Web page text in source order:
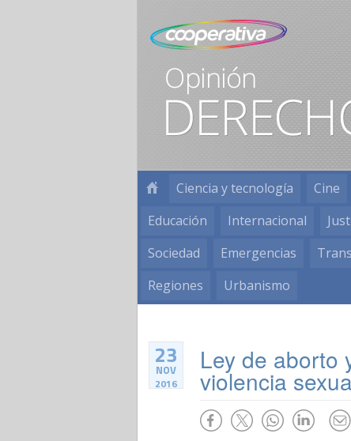
Ciencia y tecnología Cine
Educación
Internacional
Sociedad
Emergencias
Regiones
Urbanismo
23
NOV
2016
Ley de aborto
violencia